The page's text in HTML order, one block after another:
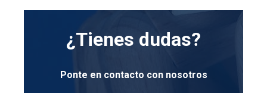
¿Tienes dudas?
Ponte en contacto con nosotros